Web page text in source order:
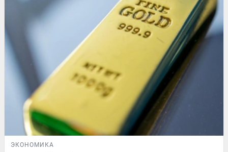
ЭКОНОМИКА